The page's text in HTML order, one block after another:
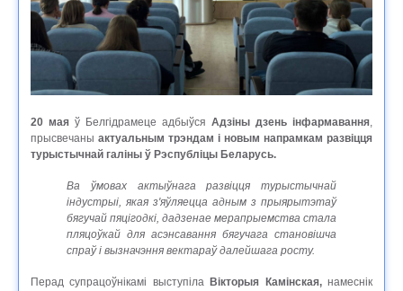
20 мая ў Белгідрамеце адбыўся Адзіны дзень інфармавання,
прысвечаны актуальным трэндам і новым напрамкам развіцця
турыстычнай галіны ў Рэспубліцы Беларусь.
Ва ўмовах актыўнага развіцця турыстычнай
індустрыі, якая з'яўляецца адным з прыярытэтаў
бягучай пяцігодкі, дадзенае мерапрыемства стала
пляцоўкай для асэнсавання бягучага становішча
спраў і вызначэння вектараў далейшага росту.
Перад супрацоўнікамі выступіла Вікторыя Камінская,намеснік